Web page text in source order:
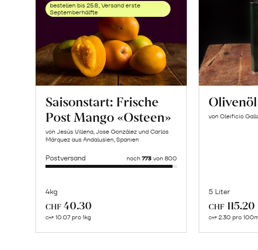
bestellen bis 25.8., Versand erste
Septemberhälfte
Saisonstart: Frische
Post Mango «Osteen»
von Jesús Villena, Jose González und Carlos
Márquez aus Andalusien, Spanien
Postversand noch 773von 800
4kg
CHF 40.30
CHF 10.07 pro 1kg
Naturbelassene
von Oleificio
5 Liter
CHF 115.20
CHF 2.30 pro